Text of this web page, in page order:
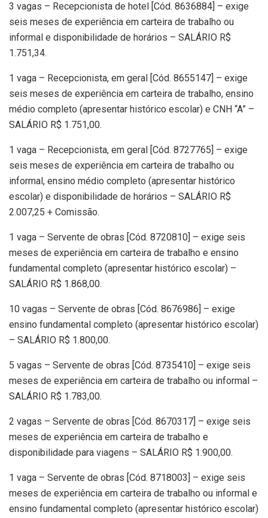
3 vagas – Recepcionista de hotel [Cód. 8636884] – exige
seis meses de experiência em carteira de trabalho ou
informal e disponibilidade de horários – SALÁRIO R$
1.751,34.
1 vaga – Recepcionista, em geral [Cód. 8655147] – exige
seis meses de experiência em carteira de trabalho, ensino
médio completo (apresentar histórico escolar) e CNH “A” –
SALÁRIO R$ 1.751,00.
1 vaga – Recepcionista, em geral [Cód. 8727765] – exige
seis meses de experiência em carteira de trabalho ou
informal, ensino médio completo (apresentar histórico
escolar) e disponibilidade de horários – SALÁRIO R$
2.007,25 + Comissão.
1 vaga – Servente de obras [Cód. 8720810] – exige seis
meses de experiência em carteira de trabalho e ensino
fundamental completo (apresentar histórico escolar) –
SALÁRIO R$ 1.868,00.
10 vagas – Servente de obras [Cód. 8676986] – exige
ensino fundamental completo (apresentar histórico escolar)
– SALÁRIO R$ 1.800,00.
5 vagas – Servente de obras [Cód. 8735410] – exige seis
meses de experiência em carteira de trabalho ou informal –
SALÁRIO R$ 1.783,00.
2 vagas – Servente de obras [Cód. 8670317] – exige seis
meses de experiência em carteira de trabalho e
disponibilidade para viagens – SALÁRIO R$ 1.900,00.
1 vaga – Servente de obras [Cód. 8718003] – exige seis
meses de experiência em carteira de trabalho ou informal e
ensino fundamental completo (apresentar histórico escolar)